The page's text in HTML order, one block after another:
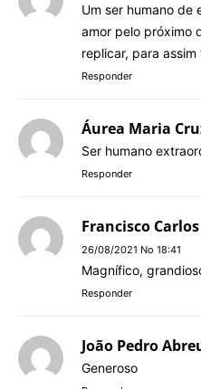
Um ser humano de
amor pelo próximo
replicar, para
Responder
Áurea Maria
Ser humano
Responder
Francisco
26/08/2021 No 18:41
Magnífico,
Responder
João Pedro
Generoso